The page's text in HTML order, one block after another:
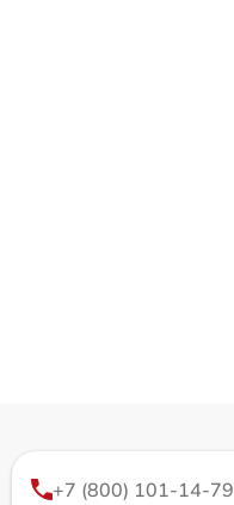
+7 (800) 101-14-79